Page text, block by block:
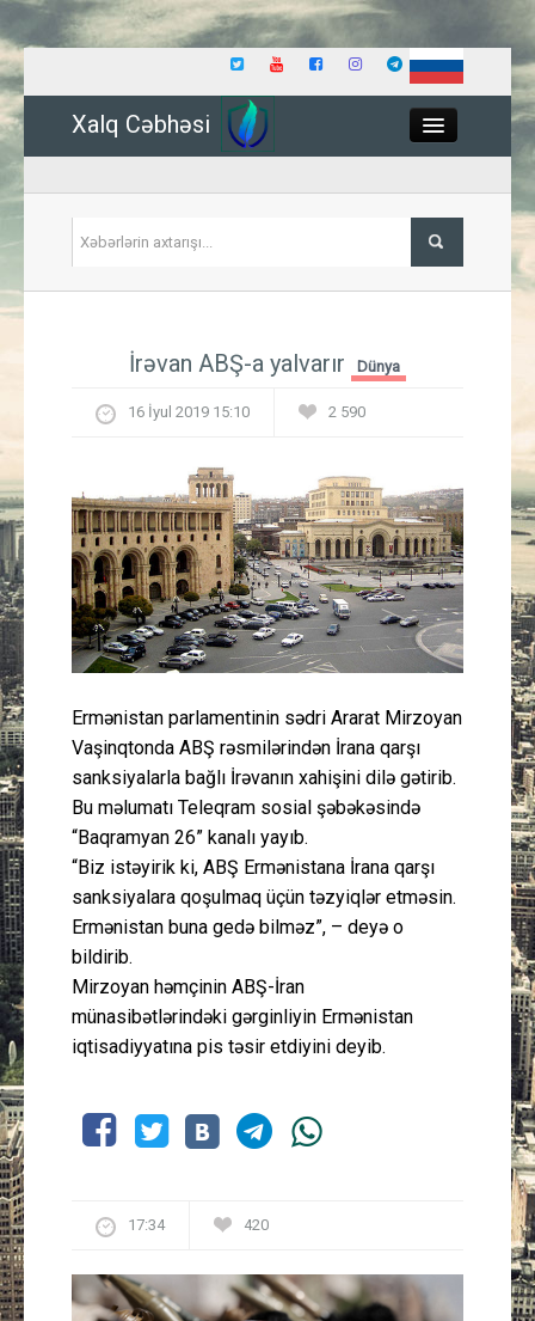
Xalq Cəbhəsi
İqtisadiyyat
Hadisə
Güney Azərbaycan
Mədəniyyət
İdman
Layihə
Gündəm
Cəmiyyət
Əlaqə
İrəvan ABŞ-a yalvarır Dünya
16 İyul 2019 15:10 2 590
Ermənistan parlamentinin sədri Ararat Mirzoyan
Vaşinqtonda ABŞ rəsmilərindən İrana qarşı
sanksiyalarla bağlı İrəvanın xahişini dilə gətirib.
Bu məlumatı Teleqram sosial şəbəkəsində
“Baqramyan 26” kanalı yayıb.
“Biz istəyirik ki, ABŞ Ermənistana İrana qarşı
sanksiyalara qoşulmaq üçün təzyiqlər etməsin.
Ermənistan buna gedə bilməz”, – deyə o
bildirib.
Mirzoyan həmçinin ABŞ-İran
münasibətlərindəki gərginliyin Ermənistan
iqtisadiyyatına pis təsir etdiyini deyib.
17:34 420